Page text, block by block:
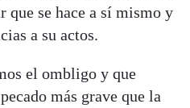
que se hace a sí mismo y
a su actos.
el ombligo y que
más grave que la